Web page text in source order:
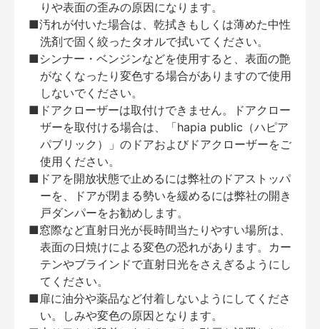
りや表面の歪みの原因になります。
■汚れが付いた場合は、乾拭きもしくは薄めた中性
洗剤で固く絞ったタオルで拭いてください。
■シンナー・ベンジンなどを使用すると、表面の艶
がなくなったり変色する場合がありますので使用
しないでください。
■ドアクローザーは取付けできません。ドアクロー
ザーを取付ける場合は、「hapia public（ハピア
パブリック）」のドアおよびドアクローザーをご
使用ください。
■ドアを開放状態で止めるには弊社のドアストッパ
ーを、ドアが閉まる勢いを緩めるには弊社の開き
戸ダンパーをお勧めします。
■窓際など直射日光が長時間当たりやすい場所は、
表面の日焼けによる変色の恐れがあります。カー
テンやブラインドで直射日光をさえぎるようにし
てください。
■扉に油分や薬品など付着しないようにしてくださ
い。しみや変色の原因となります。